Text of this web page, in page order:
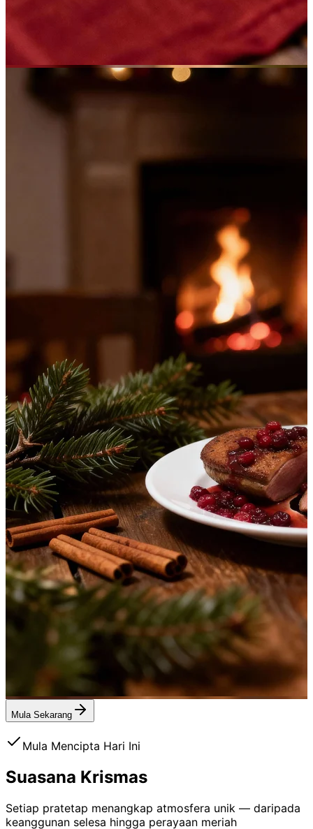
Mula Sekarang
Mula Mencipta Hari Ini
Suasana Krismas
Setiap pratetap menangkap atmosfera unik — daripada
keanggunan selesa hingga perayaan meriah